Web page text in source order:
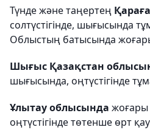
Түнде және таңертең
солтүстігінде, шығысында
Облыстың батысында
Шығыс Қазақстан
шығысында, оңтүстігінде
Ұлытау облысында жоғары
оңтүстігінде төтенше өрт